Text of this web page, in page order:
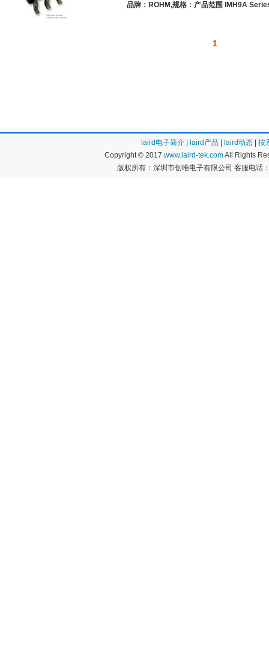
品牌：ROHM,规格：产品范围 IMH9A
1
laird电子简介 laird产品 laird动态
按
Copyright © 2017 www.laird-tek.comAll Rights
版权所有：深圳市创唯电子有限公司 客服电话